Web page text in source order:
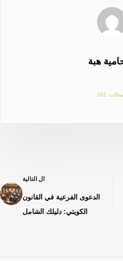
هبة
162
الالتالية
الدعوى الفرعية في القانون
الكويتي: دليلك الشامل